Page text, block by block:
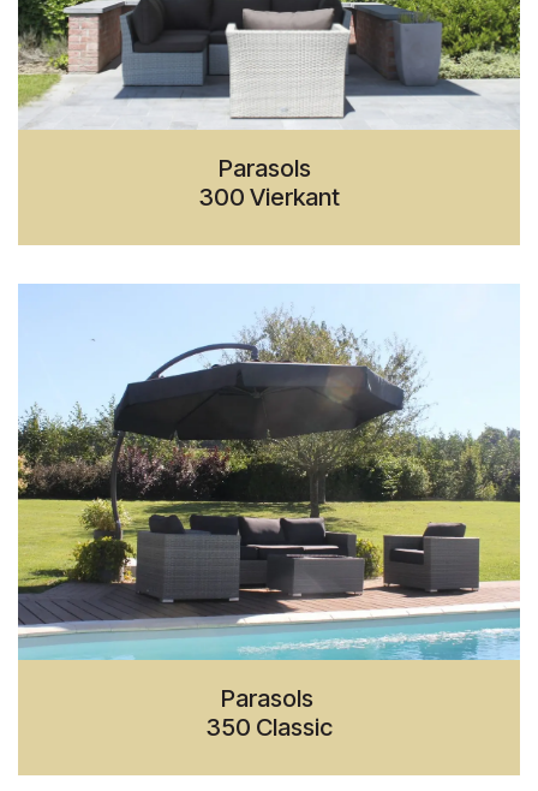
Parasols
300 Vierkant
Parasols
350 Classic